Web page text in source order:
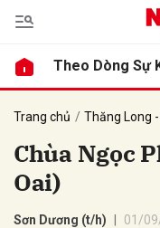
Theo Dòng Sự
Trang chủ Thăng Long -
Chùa Ngọc
Oai)
Sơn Dương (t/h) 01/
luận